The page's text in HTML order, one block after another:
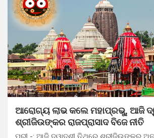
ଆରୋଗ୍ୟ ଲାଭ କଲେ ମହାପ୍ରଭୁ, ଆଜି
ଶ୍ରୀଜିଉଙ୍କର ରାଜପ୍ରାସାଦ ବିଜେ ନୀତି